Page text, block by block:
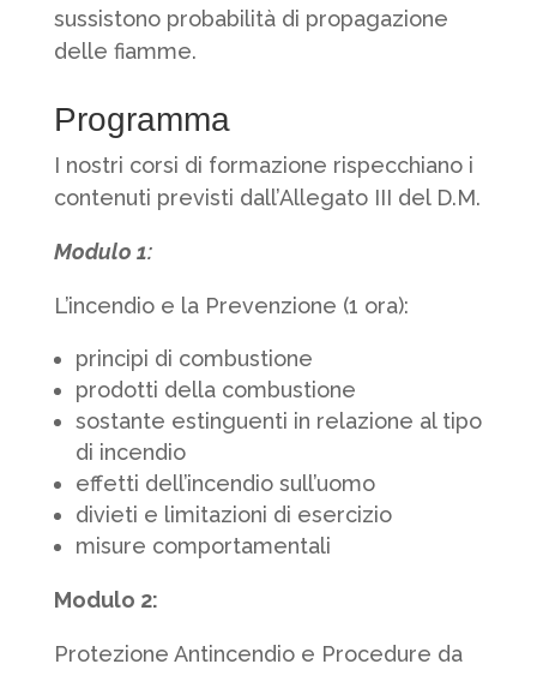
sussistono probabilità di propagazione
delle fiamme.
Programma
I nostri corsi di formazione rispecchiano i
contenuti previsti dall’Allegato III del D.M.
Modulo 1:
L’incendio e la Prevenzione (1 ora):
principi di combustione
prodotti della combustione
sostante estinguenti in relazione al tipo
di incendio
effetti dell’incendio sull’uomo
divieti e limitazioni di esercizio
misure comportamentali
Modulo 2:
Protezione Antincendio e Procedure da